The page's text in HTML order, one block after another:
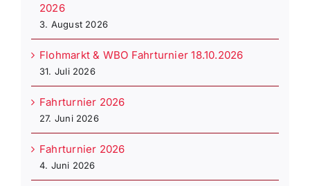
2026
3. August 2026
Flohmarkt & WBO Fahrturnier 18.10.2026
31. Juli 2026
Fahrturnier 2026
27. Juni 2026
Fahrturnier 2026
4. Juni 2026